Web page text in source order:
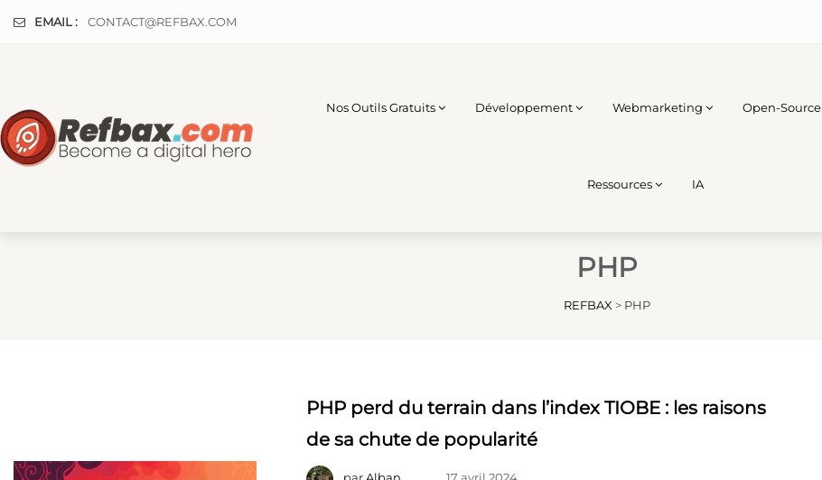
EMAIL : CONTACT@REFBAX.COM
Nos Outils Gratuits Développement Webmarketing Open-Source
Ressources IA
PHP
REFBAX > PHP
PHP perd du terrain dans l’index TIOBE : les raisons
de sa chute de popularité